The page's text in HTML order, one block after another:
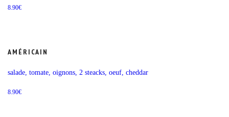
8.90€
AMÉRICAIN
salade, tomate, oignons, 2 steacks, oeuf, cheddar
8.90€